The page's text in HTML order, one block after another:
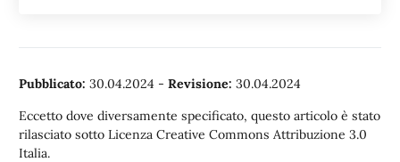
Pubblicato: 30.04.2024 - Revisione: 30.04.2024
Eccetto dove diversamente specificato, questo articolo è stato
rilasciato sotto Licenza Creative Commons Attribuzione 3.0
Italia.